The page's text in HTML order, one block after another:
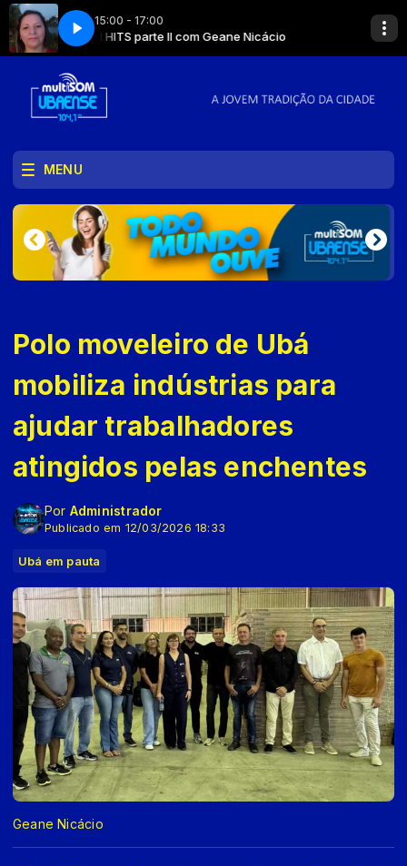
15:00 - 17:00
MULTI HITS parte II com Geane Nicácio MULTI HITS
MENU
Polo moveleiro de Ubá
mobiliza indústrias para
ajudar trabalhadores
atingidos pelas enchentes
Por Administrador
Publicado em 12/03/2026 18:33
Ubá em pauta
Geane Nicácio